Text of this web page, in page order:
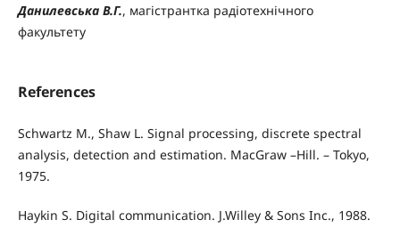
Данилевська В.Г., магістрантка радіотехнічного
факультету
References
Schwartz M., Shaw L. Signal processing, discrete spectral
analysis, detection and estimation. MacGraw –Hill. – Tokyo,
1975.
Haykin S. Digital communication. J.Willey & Sons Inc., 1988.